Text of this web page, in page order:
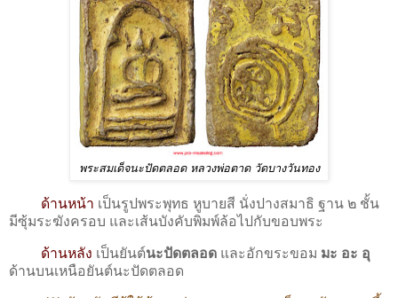
พระสมเด็จนะปัดตลอด หลวงพ่อตาด วัดบางวันทอง
ด้านหน้า เป็นรูปพระพุทธ หูบายสี นั่งปางสมาธิ ฐาน ๒ ชั้น
มีซุ้มระฆังครอบ และเส้นบังคับพิมพ์ล้อไปกับขอบพระ
ด้านหลัง เป็นยันต์นะปัดตลอด และอักขระขอม มะ อะ อุ
ด้านบนเหนือยันต์นะปัดตลอด